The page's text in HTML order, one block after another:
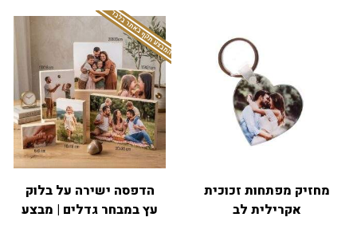
מחזיק מפתחות זכוכית
אקרילית לב
המבצע תקף באתר בלבד
הדפסה ישירה על בלוק
עץ במבחר גדלים | מבצע